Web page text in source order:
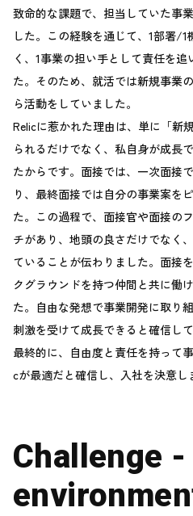
致命的な課題で、担当していた事
した。この経験を通じて、1部署/
く、1事業の担い手として責任を
た。そのため、就活では新規事業
ら活動をしていました。
Relicに惹かれた理由は、単に「新
られるだけでなく、私自身が成長
たからです。面接では、一次面接
り、最終面接では自分の事業案を
た。この過程で、面接官や面接の
チがあり、地頭の良さだけでなく
ていることが伝わりました。面接
クグラウンドを持つ仲間と共に働
た。自由な発想で事業開発に取り
刺激を受けて成長できると確信して
最終的に、自由度と責任を持って
cが最適だと確信し、入社を決意し
Challenge